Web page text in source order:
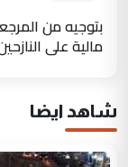
بتوجيه من
مالية على
شاهد ايضا